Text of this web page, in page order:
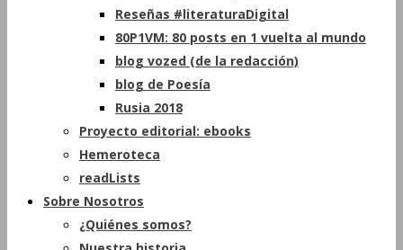
Reseñas #literaturaDigital
80P1VM: 80 posts en 1 vuelta al mundo
blog vozed (de la redacción)
blog de Poesía
Rusia 2018
Proyecto editorial: ebooks
Hemeroteca
readLists
Sobre Nosotros
¿Quiénes somos?